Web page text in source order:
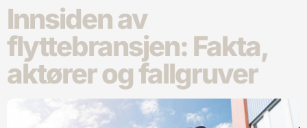
Innsiden av
flyttebransjen: Fakta,
aktører og fallgruver